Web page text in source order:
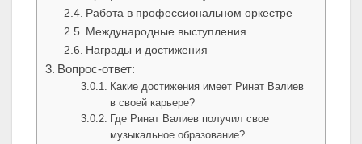
Работа в профессиональном оркестре
Международные выступления
Награды и достижения
Вопрос-ответ:
Какие достижения имеет Ринат Валиев
в своей карьере?
Где Ринат Валиев получил свое
музыкальное образование?